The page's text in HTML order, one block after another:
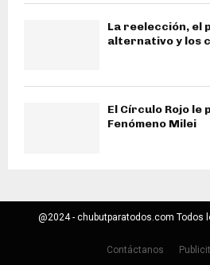
La reelección, el
alternativo y los
El Círculo Rojo le
Fenómeno Milei
@2024 - chubutparatodos.com Todos
Contáctanos